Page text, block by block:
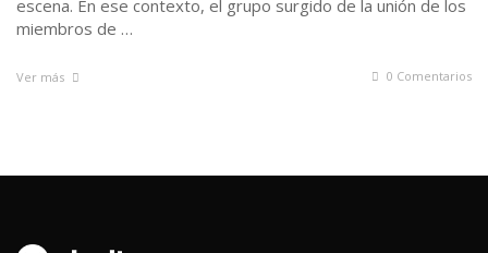
escena. En ese contexto, el grupo surgido de la unión de los
miembros de …
Ver más 0 Comentarios